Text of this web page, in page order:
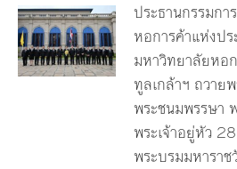
ประธานกรรมกา
หอการค้าแห่งป
มหาวิทยาลัยหอ
ทูลเกล้าฯ ถวาย
พระชนมพรรษา
พระเจ้าอยู่หัว
พระบรมมหาราช